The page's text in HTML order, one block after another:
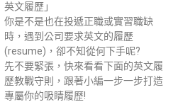
英文履歷」
你是不是也在投遞正職或實習職缺
時，遇到公司要求英文的履歷
(resume)，卻不知從何下手呢?
先不要緊張，快來看看下面的英文履
歷教戰守則，跟著小編一步一步打造
專屬你的吸睛履歷!